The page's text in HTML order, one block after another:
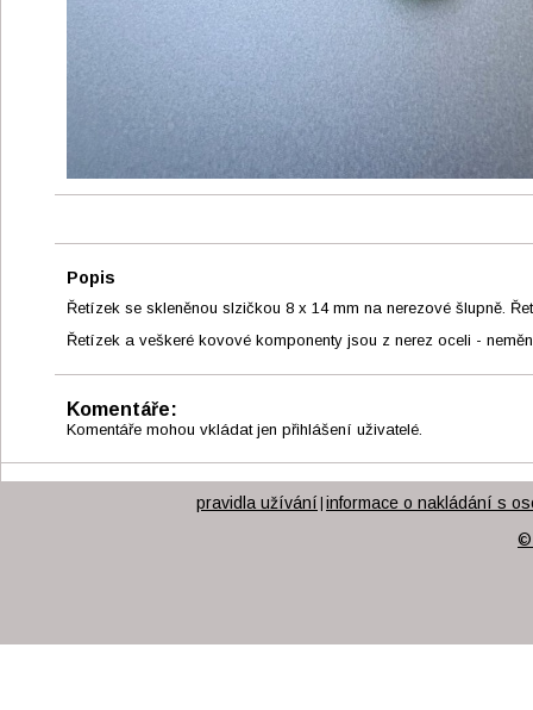
Popis
Řetízek se skleněnou slzičkou 8 x 14 mm na nerezové šlupně.
Řetízek a veškeré kovové komponenty jsou z nerez oceli -
Komentáře:
Komentáře mohou vkládat jen přihlášení uživatelé.
pravidla užívání informace o nakládání s
©